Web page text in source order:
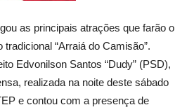
as principais atrações que farão o
“Arraiá do Camisão”.
Edvonilson Santos “Dudy” (PSD),
realizada na noite deste sábado
e contou com a presença de